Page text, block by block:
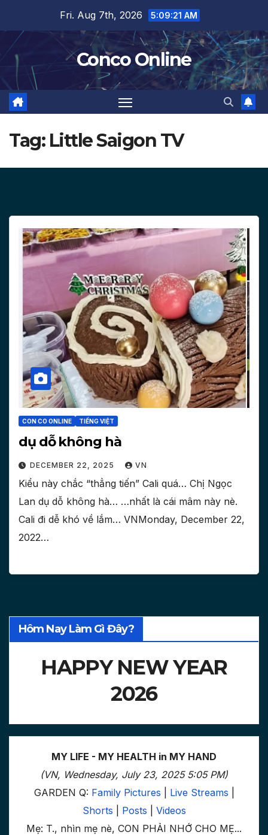
content
Fri. Aug 7th, 2026 5:09:22 AM
Conco Online
Tag: Little Saigon TV
CON CO ONLINE TIẾNG VIỆT
dụ dỗ không hà
DECEMBER 22, 2025 VN
Kiểu này chắc “thẳng tiến” Cali quá… Chị Ngọc
Lan dụ dỗ không hà… …nhất là cái mâm này nè.
Cali đi dễ khó về lắm… VNMonday, December 22,
2022…
Hôm Nay Làm Gì Đây?
HAPPY NEW YEAR
2026
MY LIFE - MY HEALTH in MY HAND
(VN, Wednesday, July 23, 2025 5:05 PM)
GARDEN Q: Family Pictures Live Streams
Shorts
Posts
Videos
Mẹ: T., nhìn mẹ nè, CON PHẢI NHỚ CHO MẸ...